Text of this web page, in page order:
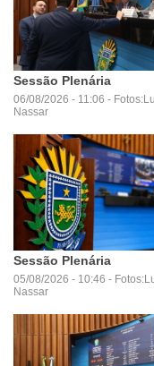
Sessão Plenária
06/08/2026 - 11:06 -
Nassar
Sessão Plenária
05/08/2026 - 10:46 -
Nassar